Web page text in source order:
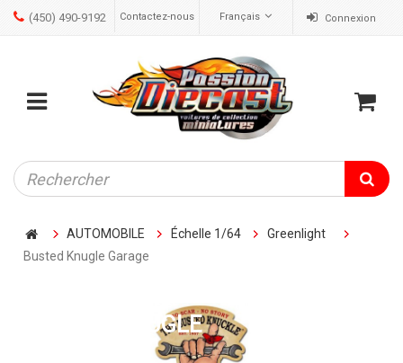
Connexion
Français
Contactez-nous
(450) 490-9192
Mobile
menu
Cart
AUTOMOBILE Échelle 1/64
Greenlight
Busted Knugle Garage
BUSTED KNUGLE